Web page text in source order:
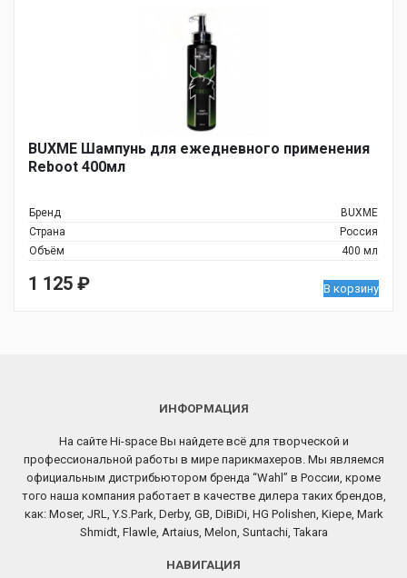
BUXME Шампунь для ежедневного применения
Reboot 400мл
Бренд
BUXME
Страна
Россия
Объём
400 мл
1 125 ₽ В корзину
ИНФОРМАЦИЯ
На сайте Hi-space Вы найдете всё для творческой и
профессиональной работы в мире парикмахеров. Мы являемся
официальным дистрибьютором бренда “Wahl” в России, кроме
того наша компания работает в качестве дилера таких брендов,
как: Moser, JRL, Y.S.Park, Derby, GB, DiBiDi, HG Polishen, Kiepe, Mark
Shmidt, Flawle, Artaius, Melon, Suntachi, Takara
НАВИГАЦИЯ